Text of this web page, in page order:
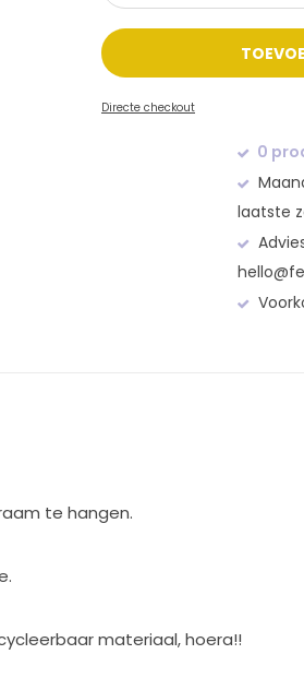
Directe checkout
0
laatste
te hangen.
materiaal, hoera!!